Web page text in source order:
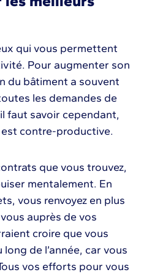
qui vous permettent
Pour augmenter son
du bâtiment a souvent
les demandes de
faut savoir cependant,
contre-productive.
que vous trouvez,
mentalement. En
vous renvoyez en plus
auprès de vos
croire que vous
de l’année, car vous
vos efforts pour vous